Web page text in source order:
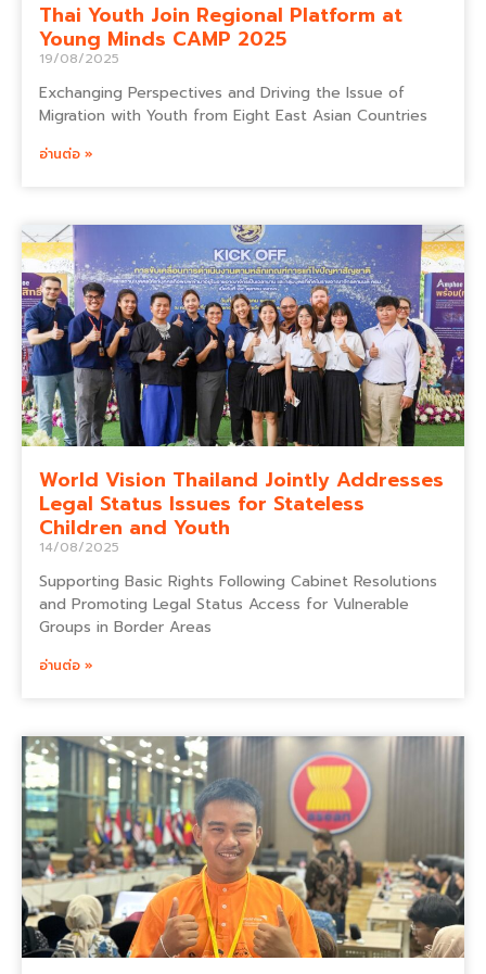
Thai Youth Join Regional Platform at
Young Minds CAMP 2025
19/08/2025
Exchanging Perspectives and Driving the Issue of
Migration with Youth from Eight East Asian Countries
อ่านต่อ »
World Vision Thailand Jointly Addresses
Legal Status Issues for Stateless
Children and Youth
14/08/2025
Supporting Basic Rights Following Cabinet Resolutions
and Promoting Legal Status Access for Vulnerable
Groups in Border Areas
อ่านต่อ »